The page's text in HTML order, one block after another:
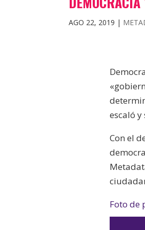
AGO 22, 2019 |
escaló
Con el
Foto de